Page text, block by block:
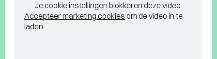
Je cookie instellingen blokkeren deze video.
Accepteer marketing cookies om de video in te
laden.